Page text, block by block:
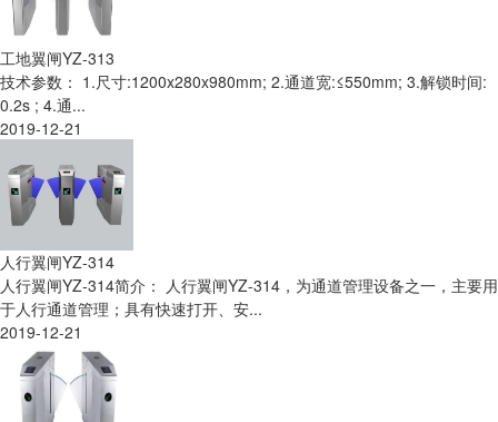
工地翼闸YZ-313
技术参数： 1.尺寸:1200x280x980mm; 2.通道宽:≤550mm; 3.解锁时间:
0.2s ; 4.通...
2019-12-21
人行翼闸YZ-314
人行翼闸YZ-314简介： 人行翼闸YZ-314，为通道管理设备之一，主要用
于人行通道管理；具有快速打开、安...
2019-12-21